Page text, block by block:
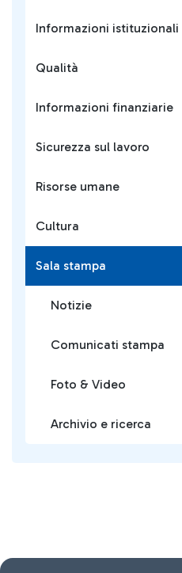
Informazioni istituzionali
Qualità
Informazioni finanziarie
Sicurezza sul lavoro
Risorse umane
Cultura
Sala stampa
Notizie
Comunicati stampa
Foto & Video
Archivio e ricerca